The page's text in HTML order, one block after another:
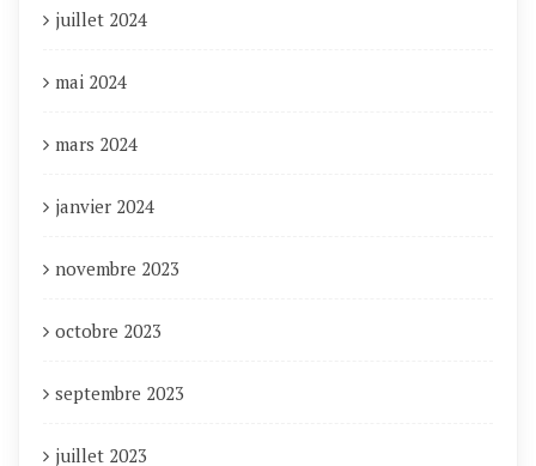
juillet 2024
mai 2024
mars 2024
janvier 2024
novembre 2023
octobre 2023
septembre 2023
juillet 2023